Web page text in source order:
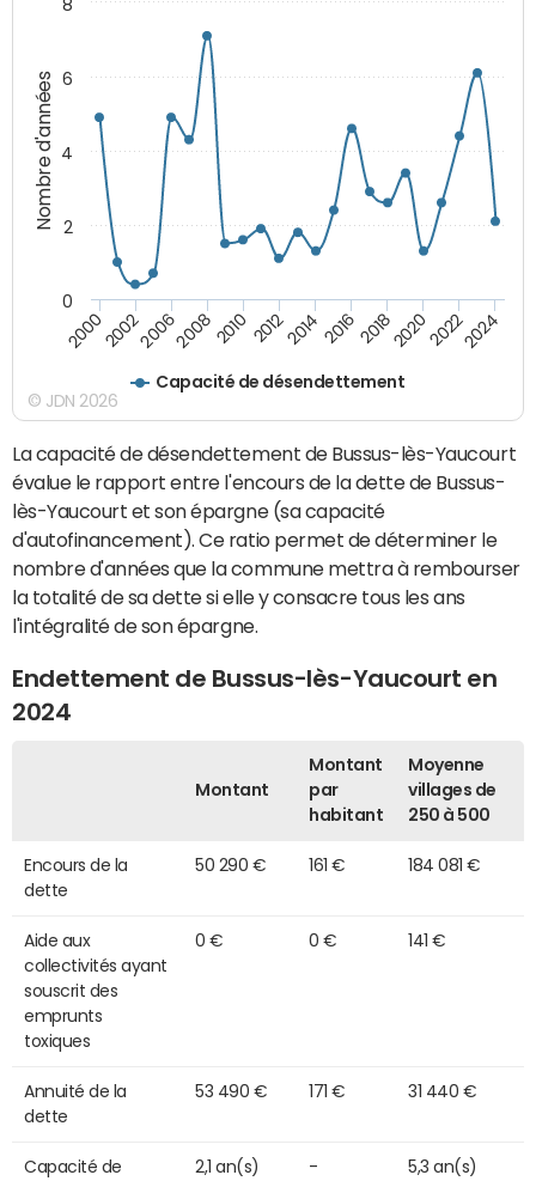
Nombre d'années
Capacité de désendettement
20002002200620082010 2012201420162018202020222024
0
2
4
6
8
© JDN 2026
La capacité de désendettement de Bussus-lès-Yaucourt
évalue le rapport entre l'encours de la dette de Bussus-
lès-Yaucourt et son épargne (sa capacité
d'autofinancement). Ce ratio permet de déterminer le
nombre d'années que la commune mettra à rembourser
la totalité de sa dette si elle y consacre tous les ans
l'intégralité de son épargne.
Endettement de Bussus-lès-Yaucourt en
2024
Montant
Montant
par
habitant
Moyenne
villages de
250 à 500
Encours de la
dette
50 290 € 161 € 184 081 €
Aide aux
collectivités ayant
souscrit des
emprunts
toxiques
0 € 0 € 141 €
Annuité de la
dette
53 490 € 171 € 31 440 €
Capacité de
2,1 an(s) - 5,3 an(s)